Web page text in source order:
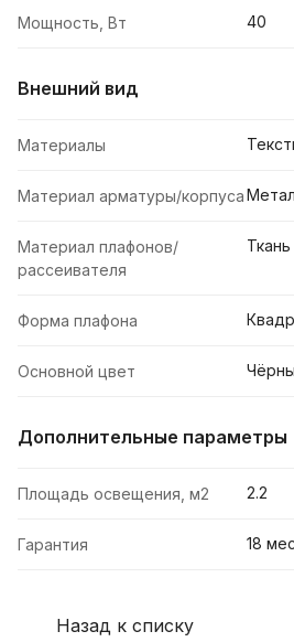
Мощность, Вт 40
Внешний вид
Материалы
Материал арматуры/корпуса
Материал плафонов/
рассеивателя
Ткань
Форма плафона
Основной цвет
Дополнительные параметры
Площадь освещения, м2 2.2
Гарантия 18
Назад к списку